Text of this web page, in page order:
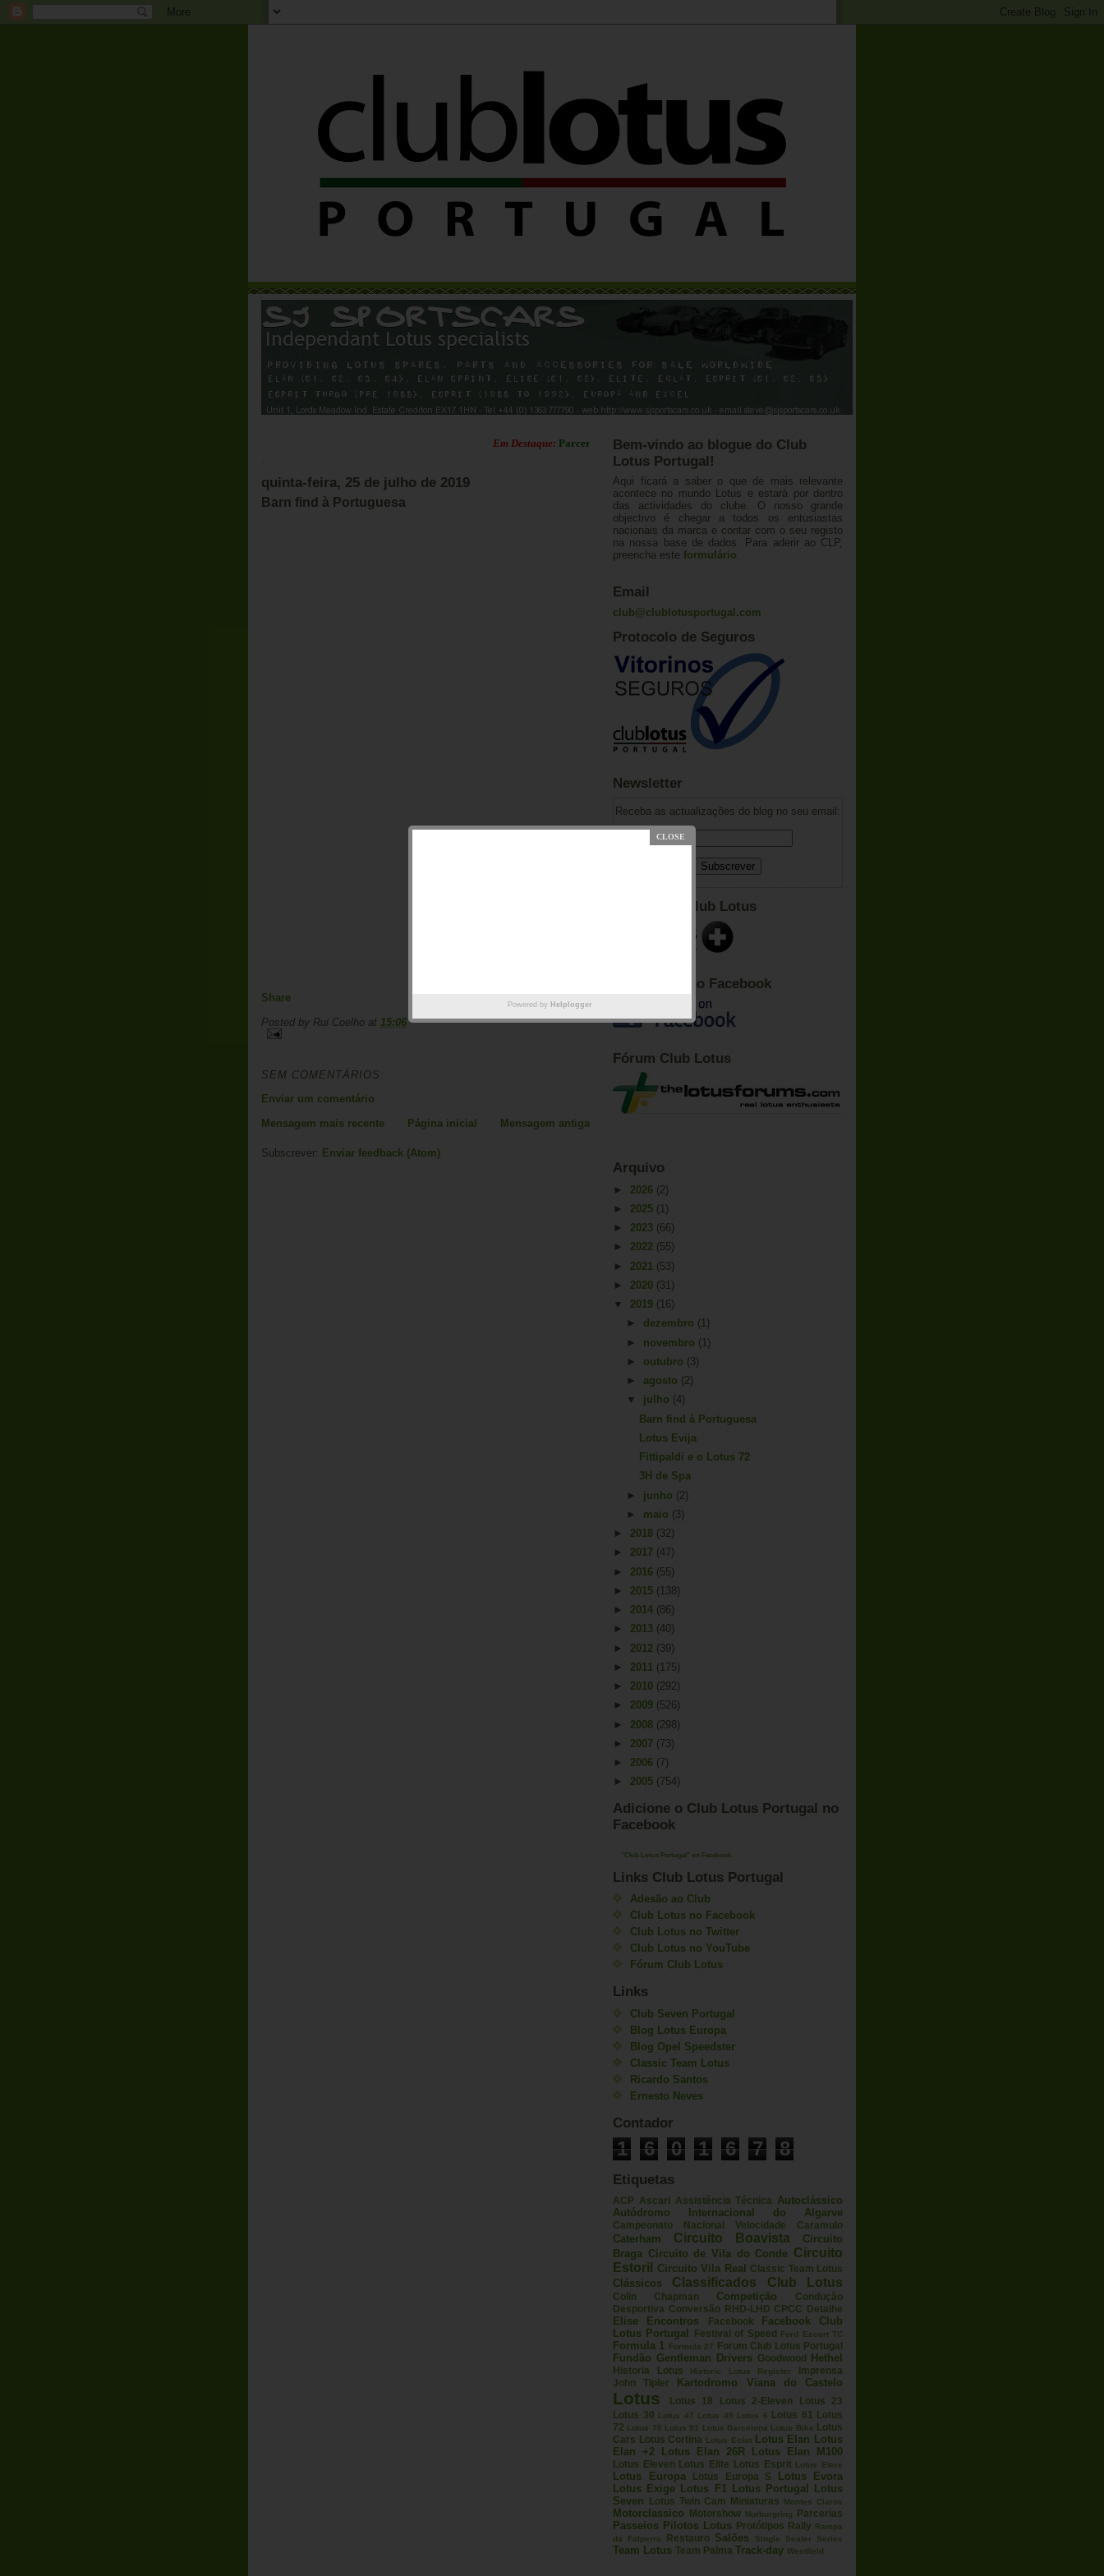
Em Destaque:Parcerias Club Lotus Portugal
quinta-feira, 25 de julho de 2019
Barn find à Portuguesa
Share
Posted by Rui Coelho at 15:06
SEM COMENTÁRIOS:
Enviar um comentário
Mensagem mais recente
Mensagem antiga
Página inicial
Subscrever: Enviar feedback (Atom)
Bem-vindo ao blogue do Club
Lotus Portugal!
Aqui ficará a saber o que de mais relevante
acontece no mundo Lotus e estará por dentro
das actividades do clube. O nosso grande
objectivo é chegar a todos os entusiastas
nacionais da marca e contar com o seu registo
na nossa base de dados. Para aderir ao CLP,
preencha este formulário.
Email
club@clublotusportugal.com
Powered by Helplogger
Protocolo de Seguros
Newsletter
Receba as actualizações do blog no seu email:
Adesão ao Club Lotus
Club Lotus no Facebook
Fórum Club Lotus
Arquivo
► 2026 (2)
► 2025 (1)
► 2023 (66)
► 2022 (55)
► 2021 (53)
► 2020 (31)
▼ 2019 (16)
► dezembro (1)
► novembro (1)
► outubro (3)
► agosto (2)
▼ julho (4)
Barn find à Portuguesa
Lotus Evija
Fittipaldi e o Lotus 72
3H de Spa
► junho (2)
► maio (3)
► 2018 (32)
► 2017 (47)
► 2016 (55)
► 2015 (138)
► 2014 (86)
► 2013 (40)
► 2012 (39)
► 2011 (175)
► 2010 (292)
► 2009 (526)
► 2008 (298)
► 2007 (73)
► 2006 (7)
► 2005 (754)
Adicione o Club Lotus Portugal no
Facebook
"Club Lotus Portugal" on Facebook
Links Club Lotus Portugal
Adesão ao Club
Club Lotus no Facebook
Club Lotus no Twitter
Club Lotus no YouTube
Fórum Club Lotus
Links
Club Seven Portugal
Blog Lotus Europa
Blog Opel Speedster
Classic Team Lotus
Ricardo Santos
Ernesto Neves
Contador
1 6 0 1 6 7 8
Etiquetas
ACP Ascari Assistência Técnica
Autoclássico
Autódromo Internacional do Algarve
Campeonato Nacional Velocidade Caramulo
Caterham Circuito Boavista
Circuito
Braga Circuito de Vila do Conde Circuito
Estoril
Circuito Vila Real Classic Team Lotus
Clássicos Classificados Club Lotus
Colin Chapman Competição
Condução
Desportiva Conversão RHD-LHD CPCC Detalhe
Elise Encontros Facebook
Facebook Club
Lotus Portugal
Festival of Speed Ford Escort TC
Formula 1 Formula 27 Forum Club Lotus Portugal
Fundão Gentleman Drivers Goodwood Hethel
Historia Lotus Historic Lotus Register
Imprensa
John Tipler
Kartodromo Viana do Castelo
Lotus Lotus 18 Lotus 2-Eleven
Lotus 23
Lotus 30 Lotus 47 Lotus 49 Lotus 6 Lotus 61
Lotus
72 Lotus 78 Lotus 91 Lotus Barcelona Lotus Bike Lotus
Cars Lotus Cortina Lotus Eclat Lotus Elan
Lotus
Elan +2
Lotus Elan 26R Lotus Elan M100
Lotus Eleven Lotus Elite Lotus Esprit Lotus Etere
Lotus Europa Lotus Europa S
Lotus Evora
Lotus Exige
Lotus F1 Lotus Portugal
Lotus
Seven
Lotus Twin Cam Miniaturas Montes Claros
Motorclassico Motorshow Nurburgring Parcerias
Passeios Pilotos Lotus Protótipos Rally Rampa
da Falperra
Restauro Salões Single Seater Series
Team Lotus Team Palma Track-day Westfield